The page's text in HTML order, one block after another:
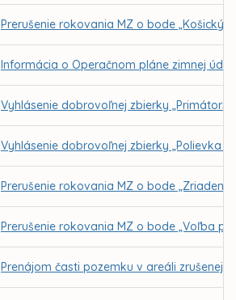
Prerušenie rokovania MZ o bode „Košický
Informácia o Operačnom pláne zimnej
Vyhlásenie dobrovoľnej zbierky
Vyhlásenie dobrovoľnej zbierky „Polievka
Prerušenie rokovania MZ o bode
Prerušenie rokovania MZ o bode „Voľba
Prenájom časti pozemku v areáli zrušenej